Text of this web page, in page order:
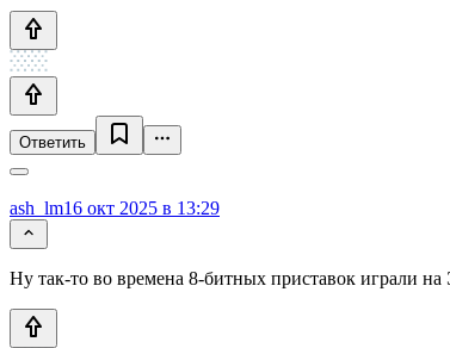
Ответить
ash_lm16 окт 2025 в 13:29
Ну так-то во времена 8-битных приставок играли